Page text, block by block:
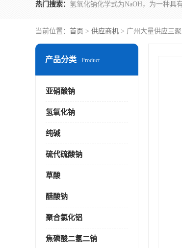
热门搜索：
当前位置： 首页 > 供应商机 > 广州大量供应三
产品分类 Product
亚硝酸钠
氢氧化钠
纯碱
硫代硫酸钠
草酸
醋酸钠
聚合氯化铝
焦磷酸二氢二钠